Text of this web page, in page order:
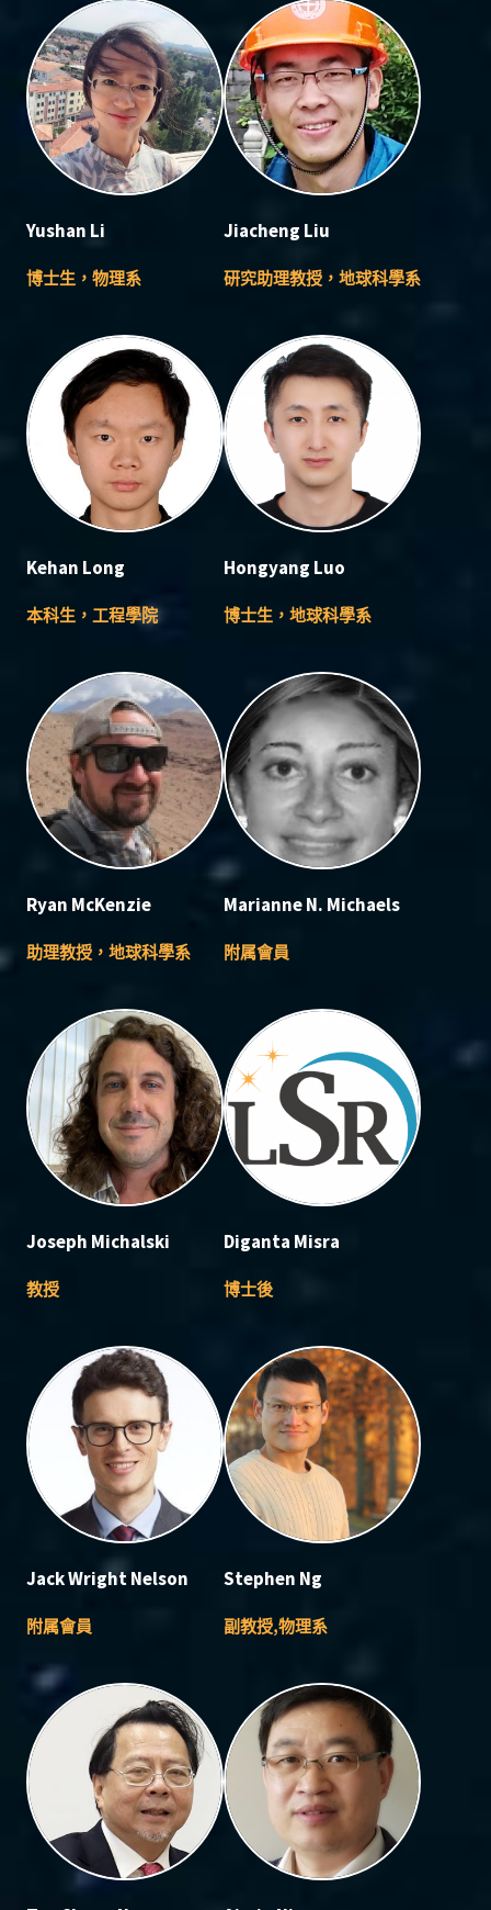
Yushan Li
博士生，物理系
Jiacheng Liu
研究助理教授，地球科學系
Kehan Long
本科生，工程學院
Hongyang Luo
博士生，地球科學系
Ryan McKenzie
助理教授，地球科學系
Marianne N. Michaels
附属會員
Joseph Michalski
教授
Diganta Misra
博士後
Jack Wright Nelson
附属會員
Stephen Ng
副教授,物理系